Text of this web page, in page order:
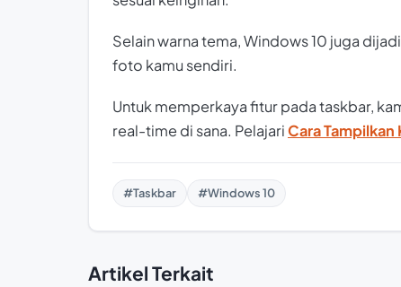
Selain warna tema, Windows 10 juga
foto kamu sendiri.
Untuk memperkaya fitur pada taskbar,
real-time di sana. PelajariCara
#Taskbar #Windows 10
Artikel Terkait